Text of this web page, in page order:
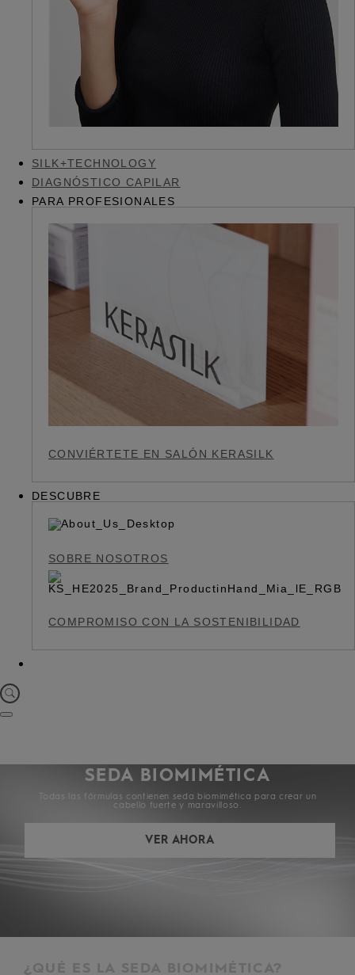
SILK+TECHNOLOGY
DIAGNÓSTICO CAPILAR
PARA PROFESIONALES
CONVIÉRTETE EN SALÓN KERASILK
DESCUBRE
SOBRE NOSOTROS
COMPROMISO CON LA SOSTENIBILIDAD
SEDA BIOMIMÉTICA
Todas las fórmulas contienen seda biomimética para crear un
cabello fuerte y maravilloso.
VER AHORA
¿QUÉ ES LA SEDA BIOMIMÉTICA?